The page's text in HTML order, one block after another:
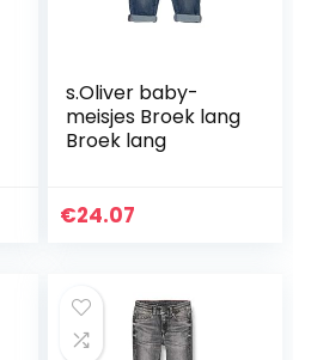
s.Oliver baby-
meisjes Broek lang
Broek lang
€24.07